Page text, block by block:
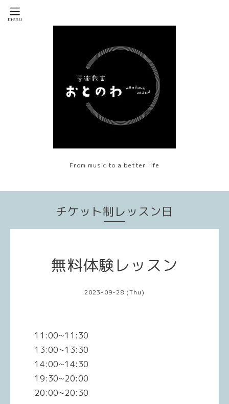
From music to a better life
チケット制レッスン日
無料体験レッスン
2023-09-28 (Thu)
11:00~11:30
13:00~13:30
14:00~14:30
19:30~20:00
20:00~20:30